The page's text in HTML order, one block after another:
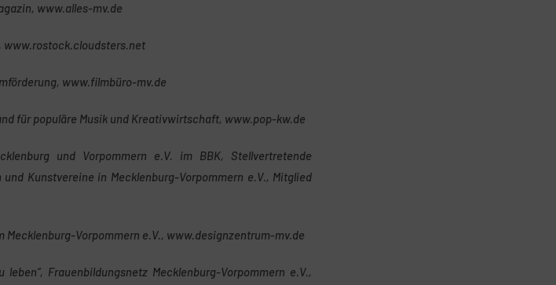
www.alles-mv.de
www.rostock.cloudsters.net
www.filmbüro-mv.de
für populäre Musik und Kreativwirtschaft, www.pop-kw.de
und Vorpommern e.V. im BBK, Stellvertretende
Kunstvereine in Mecklenburg-Vorpommern e.V., Mitglied
Vorpommern e.V., www.designzentrum-mv.de
Frauenbildungsnetz Mecklenburg-Vorpommern e.V.,